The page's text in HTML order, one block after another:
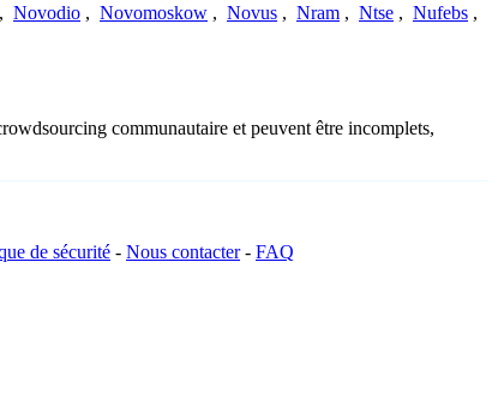
, Novodio , Novomoskow , Novus , Nram , Ntse , Nufebs ,
communautaire et peuvent être incomplets,
de sécurité - Nous contacter- FAQ